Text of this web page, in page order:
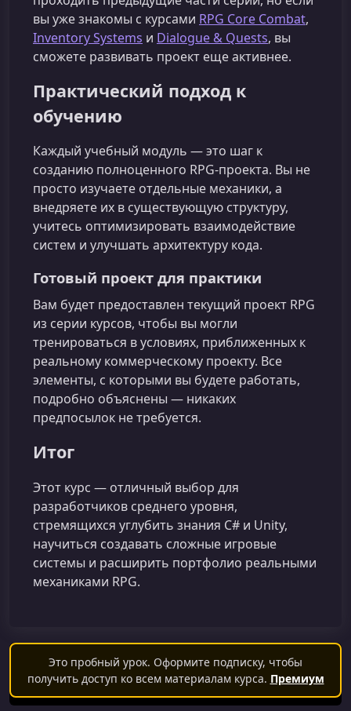
вы уже знакомы с курсами RPG Core Combat,
Inventory Systems и Dialogue & Quests, вы
сможете развивать проект еще активнее.
Практический подход к
обучению
Каждый учебный модуль — это шаг к
созданию полноценного RPG-проекта. Вы не
просто изучаете отдельные механики, а
внедряете их в существующую структуру,
учитесь оптимизировать взаимодействие
систем и улучшать архитектуру кода.
Готовый проект для практики
Вам будет предоставлен текущий проект RPG
из серии курсов, чтобы вы могли
тренироваться в условиях, приближенных к
реальному коммерческому проекту. Все
элементы, с которыми вы будете работать,
подробно объяснены — никаких
предпосылок не требуется.
Итог
Этот курс — отличный выбор для
разработчиков среднего уровня,
стремящихся углубить знания C# и Unity,
научиться создавать сложные игровые
системы и расширить портфолио реальными
механиками RPG.
Это пробный урок. Оформите подписку, чтобы
получить доступ ко всем материалам курса. Премиум